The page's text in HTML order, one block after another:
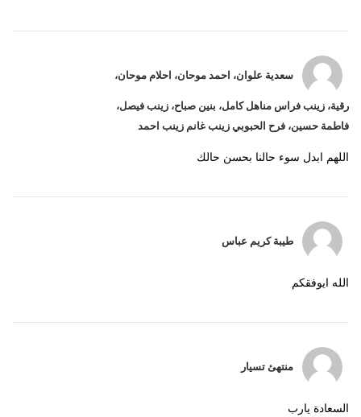
سعدية علوان، احمد موحان، احلام موحان،
رقية، زينب فراس مناهل كامل، بنين صباح، زينب فيصل،
فاطمة حسين، فرح الحبوبي زينب غانم زينب احمد
اللهم ابدل سوء حالنا بحسن حالك
طيبة كريم عباس
الله ايوفقكم
منتهئ تسيار
السعادة يارب